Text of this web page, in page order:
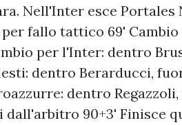
Nell'Inter esce Portales
fallo tattico 69' Cambio
per l'Inter: dentro
dentro Berarducci,
dentro
90+3' Finisce